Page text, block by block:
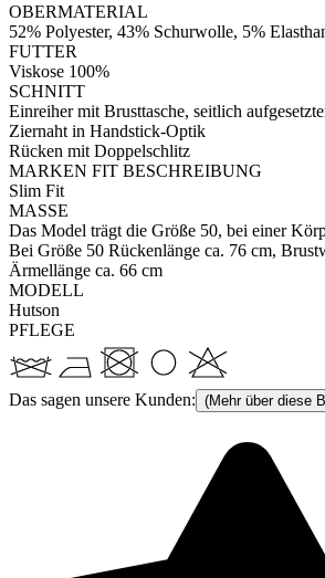
OBERMATERIAL
52% Polyester, 43% Schurwolle, 5%
FUTTER
Viskose 100%
SCHNITT
Einreiher mit Brusttasche, seitlich
Ziernaht in Handstick-Optik
Rücken mit Doppelschlitz
MARKEN FIT BESCHREIBUNG
Slim Fit
MASSE
Das Model trägt die Größe 50, bei einer
Bei Größe 50 Rückenlänge ca. 76 cm,
Ärmellänge ca. 66 cm
MODELL
Hutson
PFLEGE
Das sagen unsere Kunden: (Mehr über diese